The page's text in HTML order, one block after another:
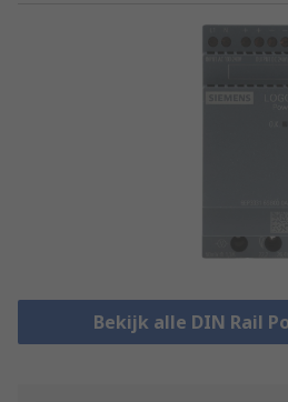
Bekijk alle DIN Rail